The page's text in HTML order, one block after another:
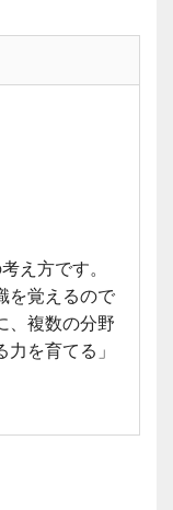
え方です。
を覚えるので
、複数の分野
を育てる」